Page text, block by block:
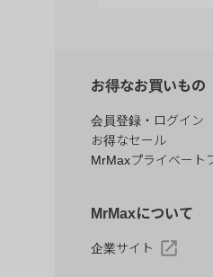
お得なお買いもの
会員登録・ログイン
お得なセール
MrMaxプライベート
MrMaxについて
企業サイト